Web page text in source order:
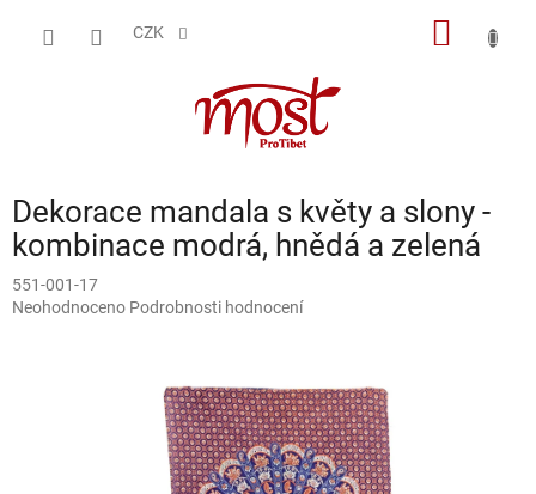
CZK
Dekorace mandala s květy a slony -
kombinace modrá, hnědá a zelená
551-001-17
Průměrné
Neohodnoceno Podrobnosti hodnocení